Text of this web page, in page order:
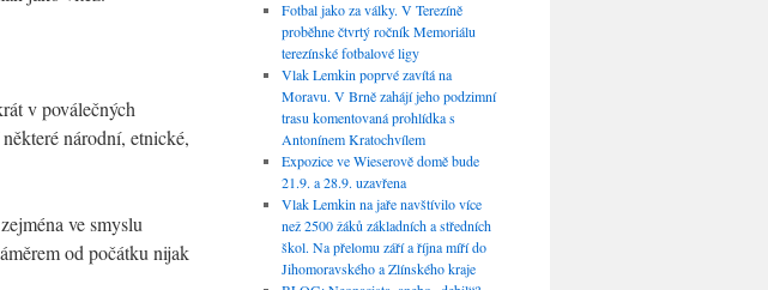
v poválečných
národní, etnické,
ve smyslu
od počátku nijak
Fotbal jako za války. V Terezíně
proběhne čtvrtý ročník Memoriálu
terezínské fotbalové ligy
Vlak Lemkin poprvé zavítá na
Moravu. V Brně zahájí jeho podzimní
trasu komentovaná prohlídka s
Antonínem Kratochvílem
Expozice ve Wieserově domě bude
21.9. a 28.9. uzavřena
Vlak Lemkin na jaře navštívilo více
než 2500 žáků základních a středních
škol. Na přelomu září a října míří do
Jihomoravského a Zlínského kraje